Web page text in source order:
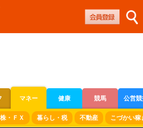
マネー 健康 競馬 公営
トレース
株・ＦＸ 暮らし・税 不動産 こづかい稼